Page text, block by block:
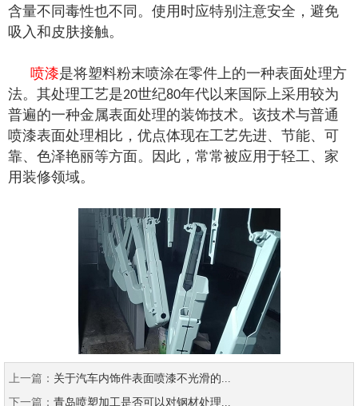
含量不同毒性也不同。使用时应特别注意安全，避免
吸入和皮肤接触。
喷漆是将塑料粉末喷涂在零件上的一种表面处理方
法。其处理工艺是20世纪80年代以来国际上采用较为
普遍的一种金属表面处理的装饰技术。该技术与普通
喷漆表面处理相比，优点体现在工艺先进、节能、可
靠、色泽艳丽等方面。因此，常常被应用于轻工、家
用装修领域。
上一篇： 关于汽车内饰件表面喷漆不光滑的...
下一篇： 青岛喷塑加工是否可以对钢材处理...